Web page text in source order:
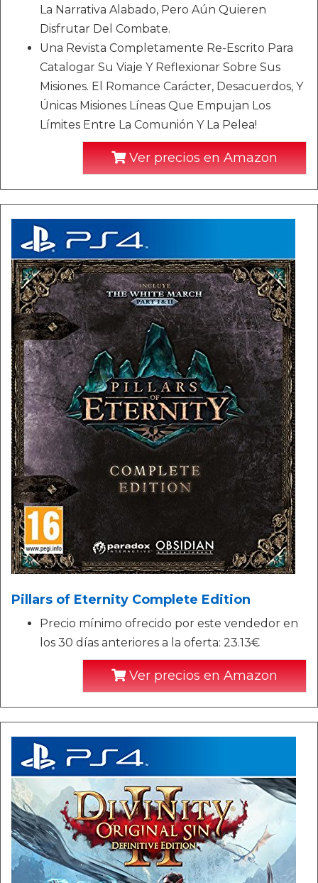
La Narrativa Alabado, Pero Aún Quieren
Disfrutar Del Combate.
Una Revista Completamente Re-Escrito Para
Catalogar Su Viaje Y Reflexionar Sobre Sus
Misiones. El Romance Carácter, Desacuerdos, Y
Únicas Misiones Líneas Que Empujan Los
Límites Entre La Comunión Y La Pelea!
Ver precios en Amazon
Pillars of Eternity Complete Edition
Precio mínimo ofrecido por este vendedor en
los 30 días anteriores a la oferta: 23.13€
Ver precios en Amazon